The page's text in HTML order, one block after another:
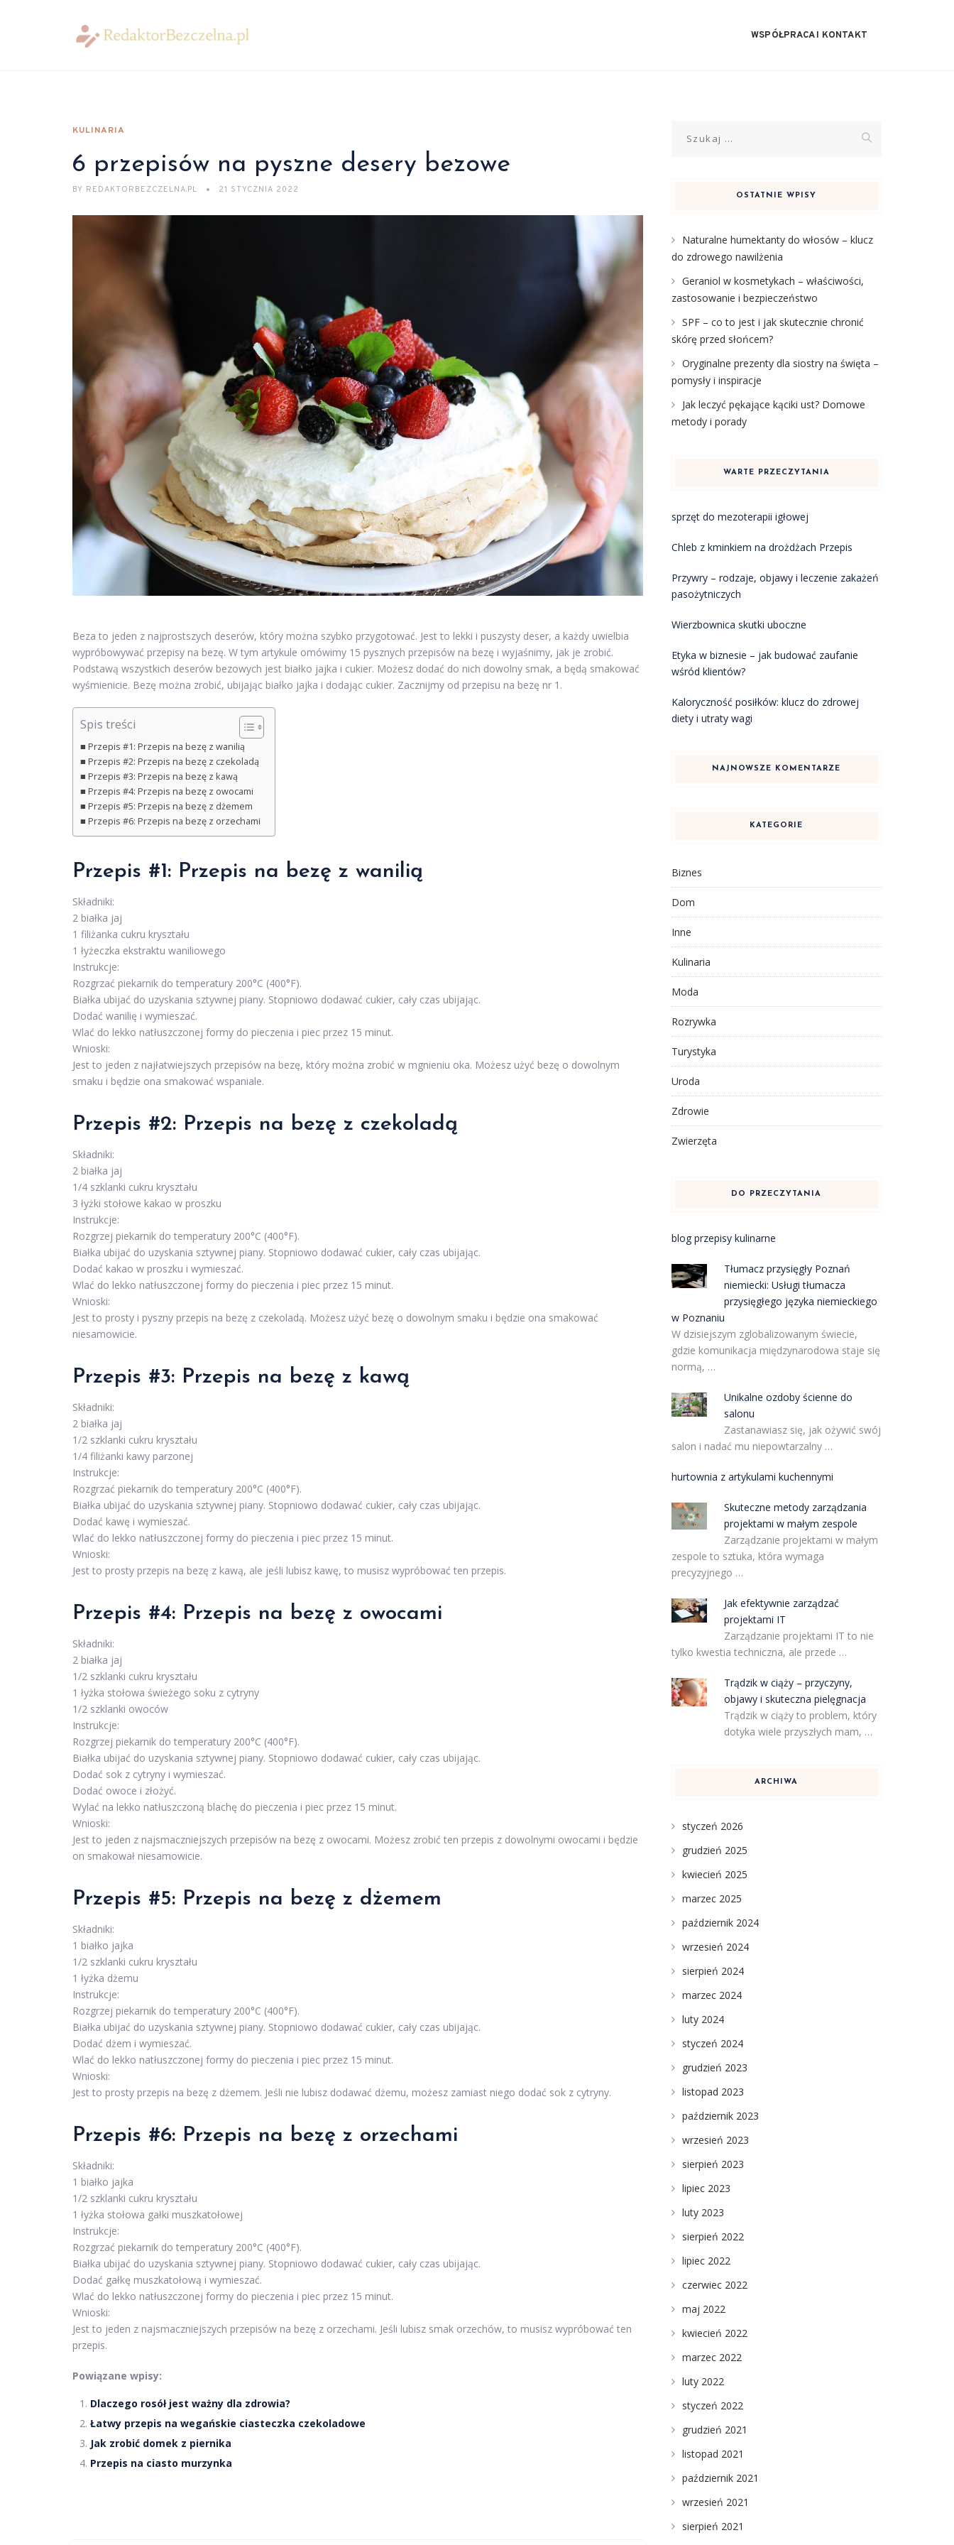
WSPÓŁPRACA I KONTAKT
KULINARIA
6 przepisów na pyszne desery bezowe
BY REDAKTORBEZCZELNA.PL 21 STYCZNIA 2022
Beza to jeden z najprostszych deserów, który można szybko przygotować. Jest to lekki i puszysty deser, a każdy uwielbia
wypróbowywać przepisy na bezę. W tym artykule omówimy 15 pysznych przepisów na bezę i wyjaśnimy, jak je zrobić.
Podstawą wszystkich deserów bezowych jest białko jajka i cukier. Możesz dodać do nich dowolny smak, a będą smakować
wyśmienicie. Bezę można zrobić, ubijając białko jajka i dodając cukier. Zacznijmy od przepisu na bezę nr 1.
Spis treści
Przepis #1: Przepis na bezę z wanilią
Przepis #2: Przepis na bezę z czekoladą
Przepis #3: Przepis na bezę z kawą
Przepis #4: Przepis na bezę z owocami
Przepis #5: Przepis na bezę z dżemem
Przepis #6: Przepis na bezę z orzechami
Przepis #1: Przepis na bezę z wanilią
Składniki:
2 białka jaj
1 filiżanka cukru kryształu
1 łyżeczka ekstraktu waniliowego
Instrukcje:
Rozgrzać piekarnik do temperatury 200°C (400°F).
Białka ubijać do uzyskania sztywnej piany. Stopniowo dodawać cukier, cały czas ubijając.
Dodać wanilię i wymieszać.
Wlać do lekko natłuszczonej formy do pieczenia i piec przez 15 minut.
Wnioski:
Jest to jeden z najłatwiejszych przepisów na bezę, który można zrobić w mgnieniu oka. Możesz użyć bezę o dowolnym
smaku i będzie ona smakować wspaniale.
Przepis #2: Przepis na bezę z czekoladą
Składniki:
2 białka jaj
1/4 szklanki cukru kryształu
3 łyżki stołowe kakao w proszku
Instrukcje:
Rozgrzej piekarnik do temperatury 200°C (400°F).
Białka ubijać do uzyskania sztywnej piany. Stopniowo dodawać cukier, cały czas ubijając.
Dodać kakao w proszku i wymieszać.
Wlać do lekko natłuszczonej formy do pieczenia i piec przez 15 minut.
Wnioski:
Jest to prosty i pyszny przepis na bezę z czekoladą. Możesz użyć bezę o dowolnym smaku i będzie ona smakować
niesamowicie.
Przepis #3: Przepis na bezę z kawą
Składniki:
2 białka jaj
1/2 szklanki cukru kryształu
1/4 filiżanki kawy parzonej
Instrukcje:
Rozgrzać piekarnik do temperatury 200°C (400°F).
Białka ubijać do uzyskania sztywnej piany. Stopniowo dodawać cukier, cały czas ubijając.
Dodać kawę i wymieszać.
Wlać do lekko natłuszczonej formy do pieczenia i piec przez 15 minut.
Wnioski:
Jest to prosty przepis na bezę z kawą, ale jeśli lubisz kawę, to musisz wypróbować ten przepis.
Przepis #4: Przepis na bezę z owocami
Składniki:
2 białka jaj
1/2 szklanki cukru kryształu
1 łyżka stołowa świeżego soku z cytryny
1/2 szklanki owoców
Instrukcje:
Rozgrzej piekarnik do temperatury 200°C (400°F).
Białka ubijać do uzyskania sztywnej piany. Stopniowo dodawać cukier, cały czas ubijając.
Dodać sok z cytryny i wymieszać.
Dodać owoce i złożyć.
Wylać na lekko natłuszczoną blachę do pieczenia i piec przez 15 minut.
Wnioski:
Jest to jeden z najsmaczniejszych przepisów na bezę z owocami. Możesz zrobić ten przepis z dowolnymi owocami i będzie
on smakował niesamowicie.
Przepis #5: Przepis na bezę z dżemem
Składniki:
1 białko jajka
1/2 szklanki cukru kryształu
1 łyżka dżemu
Instrukcje:
Rozgrzej piekarnik do temperatury 200°C (400°F).
Białka ubijać do uzyskania sztywnej piany. Stopniowo dodawać cukier, cały czas ubijając.
Dodać dżem i wymieszać.
Wlać do lekko natłuszczonej formy do pieczenia i piec przez 15 minut.
Wnioski:
Jest to prosty przepis na bezę z dżemem. Jeśli nie lubisz dodawać dżemu, możesz zamiast niego dodać sok z cytryny.
Przepis #6: Przepis na bezę z orzechami
Składniki:
1 białko jajka
1/2 szklanki cukru kryształu
1 łyżka stołowa gałki muszkatołowej
Instrukcje:
Rozgrzać piekarnik do temperatury 200°C (400°F).
Białka ubijać do uzyskania sztywnej piany. Stopniowo dodawać cukier, cały czas ubijając.
Dodać gałkę muszkatołową i wymieszać.
Wlać do lekko natłuszczonej formy do pieczenia i piec przez 15 minut.
Wnioski:
Jest to jeden z najsmaczniejszych przepisów na bezę z orzechami. Jeśli lubisz smak orzechów, to musisz wypróbować ten
przepis.
Powiązane wpisy:
Dlaczego rosół jest ważny dla zdrowia?
Łatwy przepis na wegańskie ciasteczka czekoladowe
Jak zrobić domek z piernika
Przepis na ciasto murzynka
OSTATNIE WPISY
Naturalne humektanty do włosów – klucz
do zdrowego nawilżenia
Geraniol w kosmetykach – właściwości,
zastosowanie i bezpieczeństwo
SPF – co to jest i jak skutecznie chronić
skórę przed słońcem?
Oryginalne prezenty dla siostry na święta –
pomysły i inspiracje
Jak leczyć pękające kąciki ust? Domowe
metody i porady
WARTE PRZECZYTANIA
sprzęt do mezoterapii igłowej
Chleb z kminkiem na drożdżach Przepis
Przywry – rodzaje, objawy i leczenie zakażeń
pasożytniczych
Wierzbownica skutki uboczne
Etyka w biznesie – jak budować zaufanie
wśród klientów?
Kaloryczność posiłków: klucz do zdrowej
diety i utraty wagi
NAJNOWSZE KOMENTARZE
KATEGORIE
Biznes
Dom
Inne
Kulinaria
Moda
Rozrywka
Turystyka
Uroda
Zdrowie
Zwierzęta
DO PRZECZYTANIA
blog przepisy kulinarne
Tłumacz przysięgły Poznań
niemiecki: Usługi tłumacza
przysięgłego języka niemieckiego
w Poznaniu
W dzisiejszym zglobalizowanym świecie,
gdzie komunikacja międzynarodowa staje się
normą, …
Unikalne ozdoby ścienne do
salonu
Zastanawiasz się, jak ożywić swój
salon i nadać mu niepowtarzalny …
hurtownia z artykulami kuchennymi
Skuteczne metody zarządzania
projektami w małym zespole
Zarządzanie projektami w małym
zespole to sztuka, która wymaga
precyzyjnego …
Jak efektywnie zarządzać
projektami IT
Zarządzanie projektami IT to nie
tylko kwestia techniczna, ale przede …
Trądzik w ciąży – przyczyny,
objawy i skuteczna pielęgnacja
Trądzik w ciąży to problem, który
dotyka wiele przyszłych mam, …
ARCHIWA
styczeń 2026
grudzień 2025
kwiecień 2025
marzec 2025
październik 2024
wrzesień 2024
sierpień 2024
marzec 2024
luty 2024
styczeń 2024
grudzień 2023
listopad 2023
październik 2023
wrzesień 2023
sierpień 2023
lipiec 2023
luty 2023
sierpień 2022
lipiec 2022
czerwiec 2022
maj 2022
kwiecień 2022
marzec 2022
luty 2022
styczeń 2022
grudzień 2021
listopad 2021
październik 2021
wrzesień 2021
sierpień 2021